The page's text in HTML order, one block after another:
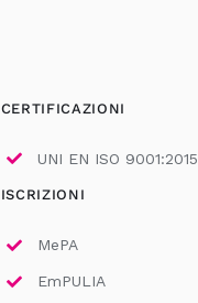
CERTIFICAZIONI
UNI EN ISO 9001:2015
ISCRIZIONI
MePA
EmPULIA